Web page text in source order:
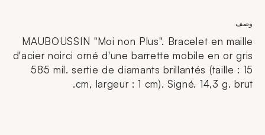
وصف
MAUBOUSSIN "Moi non Plus". Bracelet en maille
d'acier noirci orné d'une barrette mobile en or gris
585 mil. sertie de diamants brillantés (taille : 15
cm, largeur : 1 cm). Signé. 14,3 g. brut.